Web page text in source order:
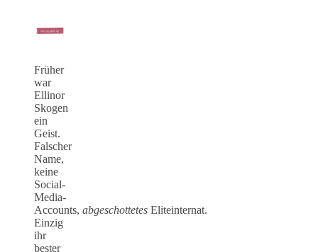
Früher
war
Ellinor
Skogen
ein
Geist.
Falscher
Name,
keine
Social-
Media-
Accounts, abgeschottetes Eliteinternat.
Einzig
ihr
bester